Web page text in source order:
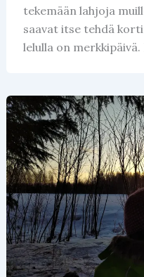
tekemään lahjoja
saavat itse tehdä
lelulla on